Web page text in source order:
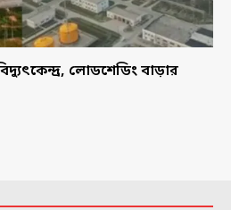
লোডশেডিং বাড়ার